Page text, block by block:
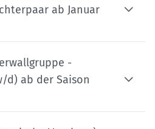
ab Januar
-
ab der Saison